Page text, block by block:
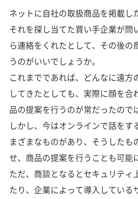
ネットに自社の取扱商品を掲載し
それを探し当てた買い手企業が問
ら連絡をくれたとして、その後の
うのがいいでしょうか。
これまでであれば、どんなに遠方
してきたとしても、実際に顔を合
品の提案を行うのが常だったので
しかし、今はオンラインで話をす
まざまなものがあり、そうしたも
せ、商品の提案を行うことも可能
ただ、商談となるとセキュリティ
たり、企業によって導入している